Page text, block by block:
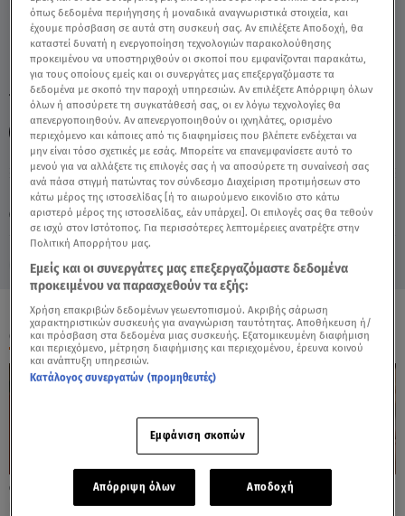
Παρασκευή 7 Αυγούστου 2026
11.12.23, 21:57 MEDIA
TAGS: ΦΑΡΜΑ ΓΙΩΡΓΟΣ ΤΣΑΜΗΣ ΝΙΚΟΣ ΠΑΡΛΑΝΤΖΑΣ
ΓΙΩΡΓΟΣ ΓΙΑΝΝΑΚΙΔΗΣ
ΟΛΑ ΤΑ ΒΙΝΤΕΟ
Cash or Trash: Η Μάρω
Κοντού Δημοπράτησε Πίνακά
Cash or Trash: Το Αντικείμενο
Που Ενθουσίασε Τη Χιωτίνη
όπως δεδομένα περιήγησης ή μοναδικά αναγνωριστικά στοιχεία, και
έχουμε πρόσβαση σε αυτά στη συσκευή σας. Αν επιλέξετε Αποδοχή, θα
καταστεί δυνατή η ενεργοποίηση τεχνολογιών παρακολούθησης
προκειμένου να υποστηριχθούν οι σκοποί που εμφανίζονται παρακάτω,
για τους οποίους εμείς και οι συνεργάτες μας επεξεργαζόμαστε τα
δεδομένα με σκοπό την παροχή υπηρεσιών. Αν επιλέξετε Απόρριψη όλων
όλων ή αποσύρετε τη συγκατάθεσή σας, οι εν λόγω τεχνολογίες θα
απενεργοποιηθούν. Αν απενεργοποιηθούν οι ιχνηλάτες, ορισμένο
περιεχόμενο και κάποιες από τις διαφημίσεις που βλέπετε ενδέχεται να
μην είναι τόσο σχετικές με εσάς. Μπορείτε να επανεμφανίσετε αυτό το
μενού για να αλλάξετε τις επιλογές σας ή να αποσύρετε τη συναίνεσή σας
ανά πάσα στιγμή πατώντας τον σύνδεσμο Διαχείριση προτιμήσεων στο
κάτω μέρος της ιστοσελίδας [ή το αιωρούμενο εικονίδιο στο κάτω
αριστερό μέρος της ιστοσελίδας, εάν υπάρχει]. Οι επιλογές σας θα τεθούν
σε ισχύ στον Ιστότοπος. Για περισσότερες λεπτομέρειες ανατρέξτε στην
Πολιτική Απορρήτου μας.
Εμείς και οι συνεργάτες μας επεξεργαζόμαστε δεδομένα
προκειμένου να παρασχεθούν τα εξής:
Χρήση επακριβών δεδομένων γεωεντοπισμού. Ακριβής σάρωση
χαρακτηριστικών συσκευής για αναγνώριση ταυτότητας. Αποθήκευση ή/
και πρόσβαση στα δεδομένα μιας συσκευής. Εξατομικευμένη διαφήμιση
και περιεχόμενο, μέτρηση διαφήμισης και περιεχομένου, έρευνα κοινού
και ανάπτυξη υπηρεσιών.
Κατάλογος συνεργατών (προμηθευτές)
Εμφάνιση σκοπών
Απόρριψη όλων Αποδοχή